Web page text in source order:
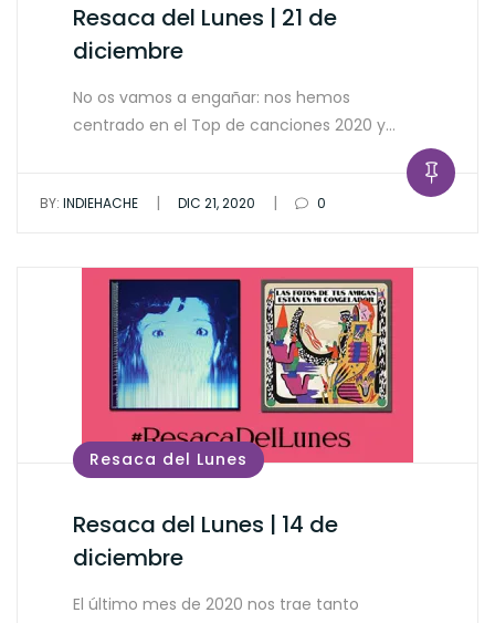
Resaca del Lunes | 21 de
diciembre
No os vamos a engañar: nos hemos
centrado en el Top de canciones 2020 y…
BY: INDIEHACHE | DIC 21, 2020 | 0
Resaca del Lunes
Resaca del Lunes | 14 de
diciembre
El último mes de 2020 nos trae tanto